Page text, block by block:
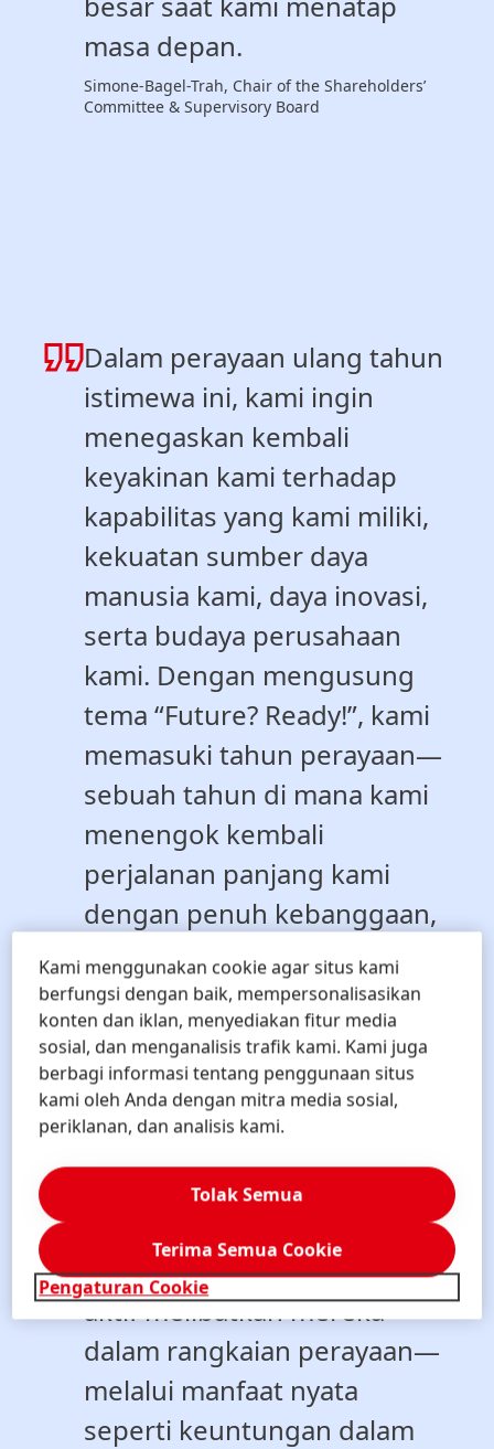
masa depan.
Simone-Bagel-Trah, Chair of the Shareholders’
Committee & Supervisory Board
Dalam perayaan ulang tahun
istimewa ini, kami ingin
menegaskan kembali
keyakinan kami terhadap
kapabilitas yang kami miliki,
kekuatan sumber daya
manusia kami, daya inovasi,
serta budaya perusahaan
kami. Dengan mengusung
tema “Future? Ready!”, kami
memasuki tahun perayaan—
sebuah tahun di mana kami
menengok kembali
perjalanan panjang kami
dengan penuh kebanggaan,
sekaligus melangkah ke
depan dengan keyakinan
terhadap jalan yang ada di
hadapan kami. Inti dari
perayaan ini adalah para
dunia, karena merekalah
Oleh karena itu, kami secara
aktif melibatkan mereka
dalam rangkaian perayaan—
melalui manfaat nyata
seperti keuntungan dalam
Kami menggunakan cookie agar situs kami
berfungsi dengan baik, mempersonalisasikan
konten dan iklan, menyediakan fitur media
sosial, dan menganalisis trafik kami. Kami juga
berbagi informasi tentang penggunaan situs
kami oleh Anda dengan mitra media sosial,
periklanan, dan analisis kami.
Pengaturan Cookie
Tolak Semua
Terima Semua Cookie